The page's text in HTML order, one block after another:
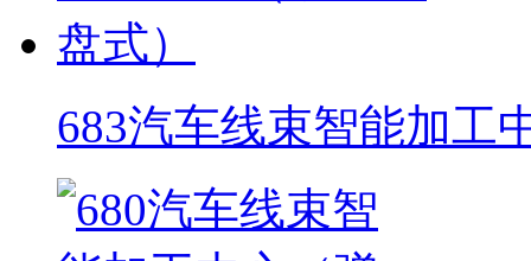
683汽车线束智能加工